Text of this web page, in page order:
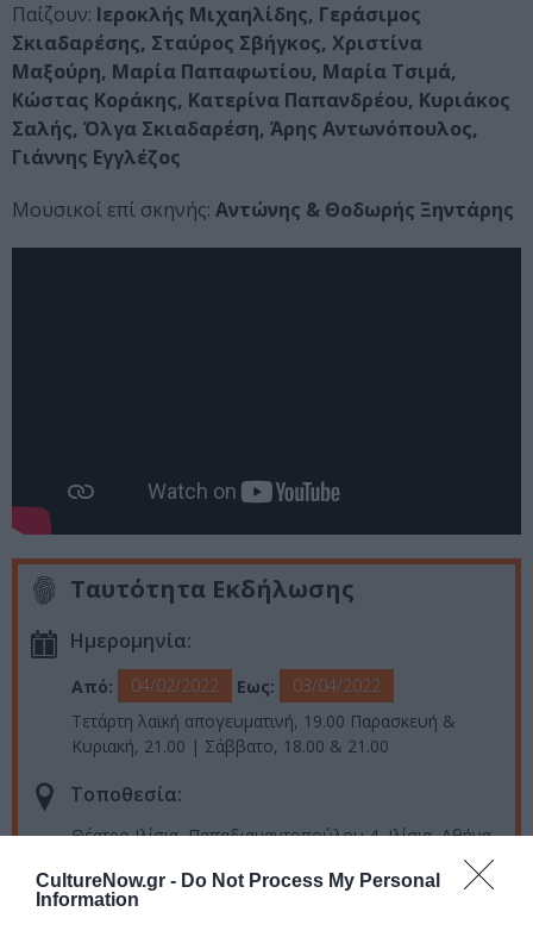
CultureNow.gr - Do Not Process My Personal
Information
Παίζουν: Ιεροκλής Μιχαηλίδης, Γεράσιμος
Σκιαδαρέσης, Σταύρος Σβήγκος, Χριστίνα
Μαξούρη, Μαρία Παπαφωτίου, Μαρία Τσιμά,
Κώστας Κοράκης, Κατερίνα Παπανδρέου, Κυριάκος
Σαλής, Όλγα Σκιαδαρέση, Άρης Αντωνόπουλος,
Γιάννης Εγγλέζος
Μουσικοί επί σκηνής: Αντώνης & Θοδωρής Ξηντάρης
Ταυτότητα Εκδήλωσης
Ημερομηνία:
Από: 04/02/2022 Εως:
03/04/2022
Τετάρτη λαϊκή απογευματινή, 19.00 Παρασκευή &
Κυριακή, 21.00 | Σάββατο, 18.00 & 21.00
Τοποθεσία:
Θέατρο Ιλίσια, Παπαδιαμαντοπούλου 4, Ιλίσια, Αθήνα
Θέατρο Ιλίσια